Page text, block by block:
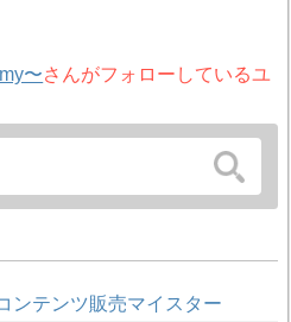
〜さんがフォローしているユ
ンテンツ販売マイスター